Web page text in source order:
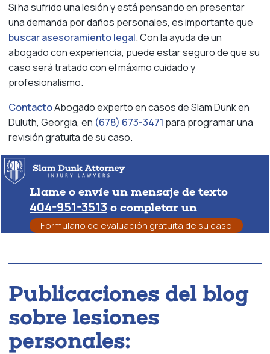
Si ha sufrido una lesión y está pensando en presentar
una demanda por daños personales, es importante que
buscar asesoramiento legal. Con la ayuda de un
abogado con experiencia, puede estar seguro de que su
caso será tratado con el máximo cuidado y
profesionalismo.
ContactoAbogado experto en casos de Slam Dunk en
Duluth, Georgia, en (678) 673-3471 para programar una
revisión gratuita de su caso.
Llame o envíe un mensaje de texto
404-951-3513 o completar un
Formulario de evaluación gratuita de su caso
Publicaciones del blog
sobre lesiones
personales: